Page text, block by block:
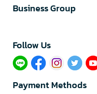
Business Group
Follow Us​
Payment Methods